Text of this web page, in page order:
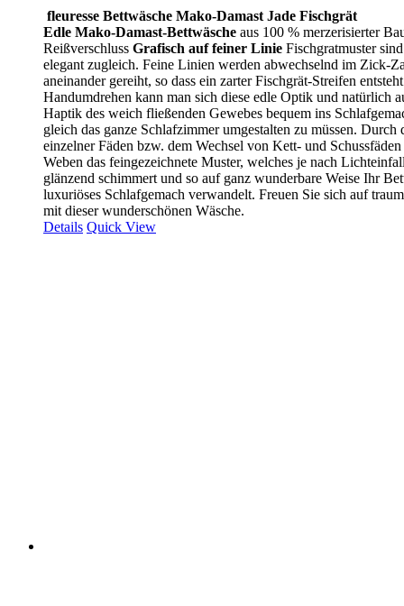
fleuresse Bettwäsche Mako-Damast Jade Fischgrät
Edle Mako-Damast-Bettwäsche aus 100 % merzerisierter
Reißverschluss Grafisch auf feiner Linie Fischgratmuster
elegant zugleich. Feine Linien werden abwechselnd im Zick-
aneinander gereiht, so dass ein zarter Fischgrät-Streifen
Handumdrehen kann man sich diese edle Optik und natürlich
Haptik des weich fließenden Gewebes bequem ins
gleich das ganze Schlafzimmer umgestalten zu müssen. Durch
einzelner Fäden bzw. dem Wechsel von Kett- und
Weben das feingezeichnete Muster, welches je nach
glänzend schimmert und so auf ganz wunderbare Weise Ihr
luxuriöses Schlafgemach verwandelt. Freuen Sie sich auf
mit dieser wunderschönen Wäsche.
Details Quick View